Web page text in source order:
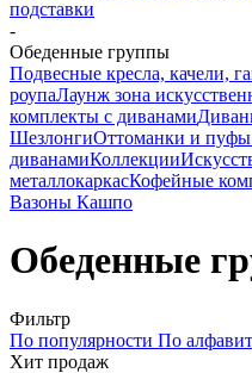
подставки
-
Обеденные группы
Подвесные кресла, качели,
роупаЛаунж зона
комплекты с диванами
ШезлонгиОттоманки и пуфы
диванамиКоллекции
металлокаркасКофейные
Вазоны Кашпо
Обеденные
Фильтр
По популярности По
Хит продаж